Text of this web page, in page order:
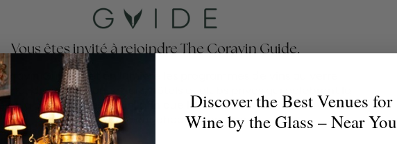
Vous êtes invité à rejoindre The Coravin Guide.
Guide met en lumière les programmes de vins au verre
par des restaurants, bars, hôtels et clubs privés qui célèbrent la
et la découverte du vin, afin que les amateurs de vin trouvent le
verre parfait pour chaque occasion.
Discover the Best Venues for
Wine by the Glass – Near You